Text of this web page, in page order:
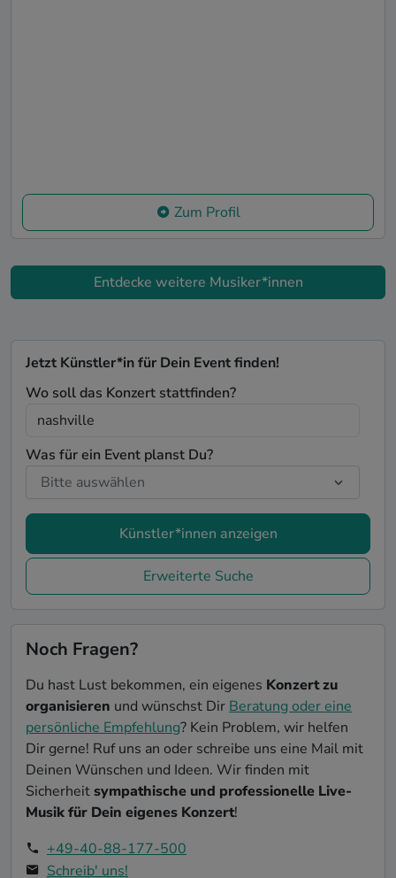
Zum Profil
Entdecke weitere Musiker*innen
Jetzt Künstler*in für Dein Event finden!
Wo soll das Konzert stattfinden?
Was für ein Event planst Du?
Künstler*innen anzeigen
Erweiterte Suche
Noch Fragen?
Du hast Lust bekommen, ein eigenes Konzert zu
organisieren und wünschst Dir Beratung oder eine
persönliche Empfehlung? Kein Problem, wir helfen
Dir gerne! Ruf uns an oder schreibe uns eine Mail mit
Deinen Wünschen und Ideen. Wir finden mit
Sicherheitsympathische und professionelle Live-
Musik für Dein eigenes Konzert!
+49-40-88-177-500
Schreib' uns!